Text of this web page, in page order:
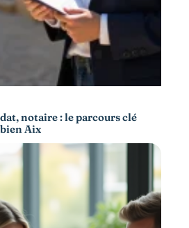
notaire : le parcours clé
Aix